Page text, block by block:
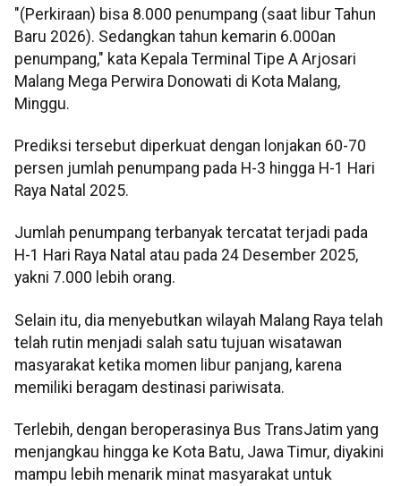
"(Perkiraan) bisa 8.000 penumpang (saat libur Tahun
Baru 2026). Sedangkan tahun kemarin 6.000an
penumpang," kata Kepala Terminal Tipe A Arjosari
Malang Mega Perwira Donowati di Kota Malang,
Minggu.
Prediksi tersebut diperkuat dengan lonjakan 60-70
persen jumlah penumpang pada H-3 hingga H-1 Hari
Raya Natal 2025.
Jumlah penumpang terbanyak tercatat terjadi pada
H-1 Hari Raya Natal atau pada 24 Desember 2025,
yakni 7.000 lebih orang.
Selain itu, dia menyebutkan wilayah Malang Raya telah
telah rutin menjadi salah satu tujuan wisatawan
masyarakat ketika momen libur panjang, karena
memiliki beragam destinasi pariwisata.
Terlebih, dengan beroperasinya Bus TransJatim yang
menjangkau hingga ke Kota Batu, Jawa Timur, diyakini
mampu lebih menarik minat masyarakat untuk